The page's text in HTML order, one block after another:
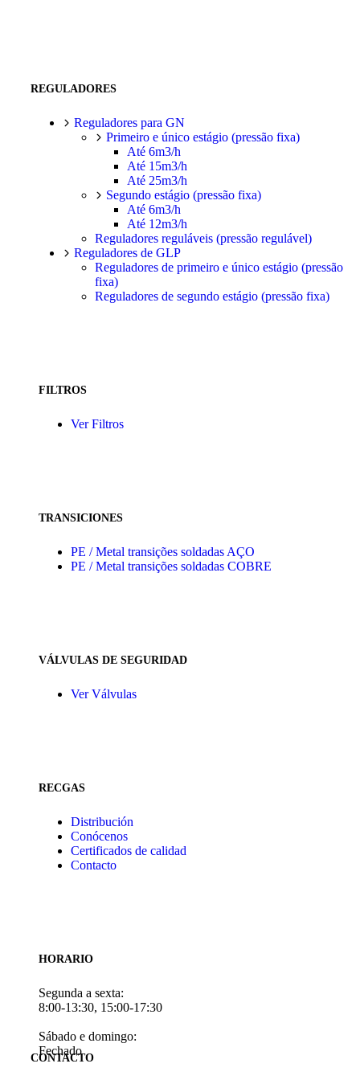
REGULADORES
Reguladores para GN
Primeiro e único estágio (pressão fixa)
Até 6m3/h
Até 15m3/h
Até 25m3/h
Segundo estágio (pressão fixa)
Até 6m3/h
Até 12m3/h
Reguladores reguláveis (pressão regulável)
Reguladores de GLP
Reguladores de primeiro e único estágio (pressão
fixa)
Reguladores de segundo estágio (pressão fixa)
FILTROS
Ver Filtros
TRANSICIONES
PE / Metal transições soldadas AÇO
PE / Metal transições soldadas COBRE
VÁLVULAS DE SEGURIDAD
Ver Válvulas
RECGAS
Distribución
Conócenos
Certificados de calidad
Contacto
HORARIO
Segunda a sexta:
8:00-13:30, 15:00-17:30
Sábado e domingo:
Fechado
CONTACTO